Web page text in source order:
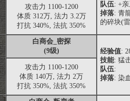
队伍: +
掉落: 青
的碎块(
攻击力 1100-1200
体质 312万, 法力 3.2万
打抗 340%, 法抗 350%
白商会_密探
(9级)
经验值:
技能: 猛
队伍:
掉落: 染
攻击力 1100-1200
体质 140万, 法力 2万
打抗 350%, 法抗 350%